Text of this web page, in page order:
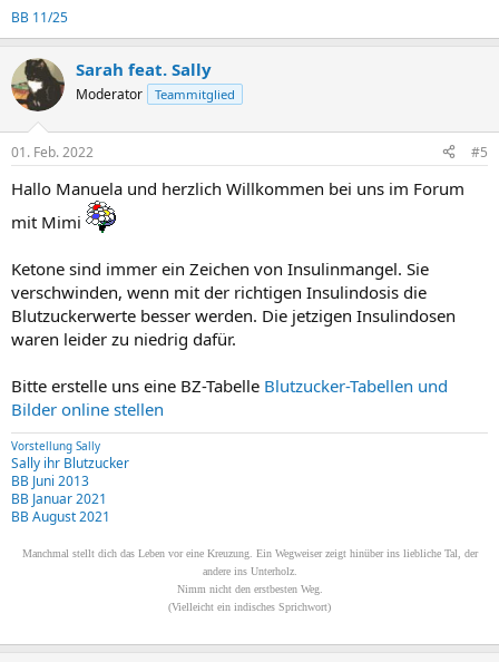
BB 11/25
Sarah feat. Sally
Moderator Teammitglied
01. Feb. 2022 #5
Hallo Manuela und herzlich Willkommen bei uns im Forum
mit Mimi
Ketone sind immer ein Zeichen von Insulinmangel. Sie
verschwinden, wenn mit der richtigen Insulindosis die
Blutzuckerwerte besser werden. Die jetzigen Insulindosen
waren leider zu niedrig dafür.
Bitte erstelle uns eine BZ-Tabelle Blutzucker-Tabellen und
Bilder online stellen
Vorstellung Sally
Sally ihr Blutzucker
BB Juni 2013
BB Januar 2021
BB August 2021
Manchmal stellt dich das Leben vor eine Kreuzung. Ein Wegweiser zeigt hinüber ins liebliche Tal, der
andere ins Unterholz.
Nimm nicht den erstbesten Weg.
(Vielleicht ein indisches Sprichwort)